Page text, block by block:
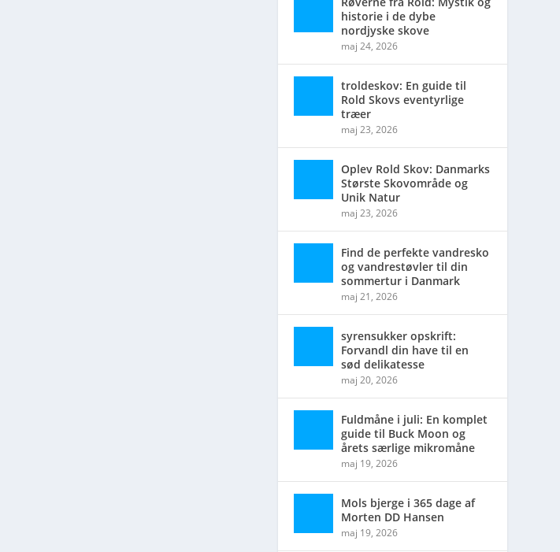
historie i de dybe
nordjyske skove
maj 24, 2026
troldeskov: En guide til
Rold Skovs eventyrlige
træer
maj 23, 2026
Oplev Rold Skov: Danmarks
Største Skovområde og
Unik Natur
maj 23, 2026
Find de perfekte vandresko
og vandrestøvler til din
sommertur i Danmark
maj 21, 2026
syrensukker opskrift:
Forvandl din have til en
sød delikatesse
maj 20, 2026
Fuldmåne i juli: En komplet
guide til Buck Moon og
årets særlige mikromåne
maj 19, 2026
Mols bjerge i 365 dage af
Morten DD Hansen
maj 19, 2026